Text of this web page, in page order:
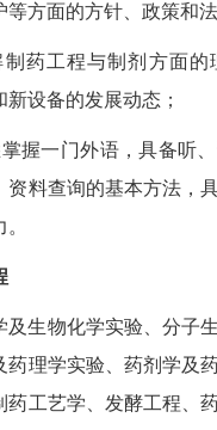
等方面的方针、政策和法
药工程与制剂方面的
设备的发展动态；
握一门外语，具备听
资料查询的基本方法，
及生物化学实验、分子
药理学实验、药剂学及
药工艺学、发酵工程、